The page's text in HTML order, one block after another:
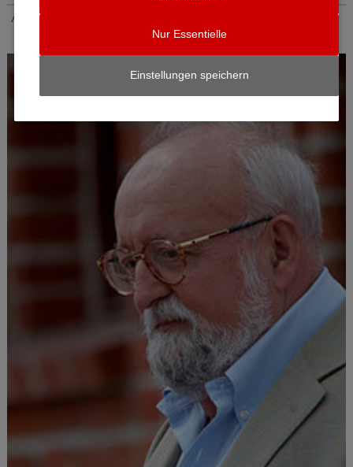
Agnus Dei (1981)
Nur Essentielle
Einstellungen speichern